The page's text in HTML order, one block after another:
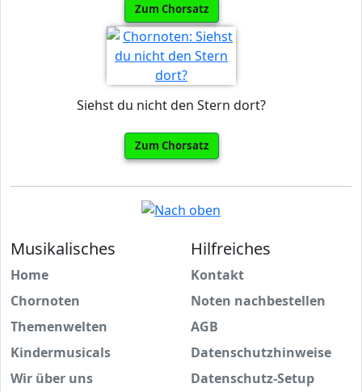
Zum Chorsatz
Siehst du nicht den Stern dort?
Zum Chorsatz
Musikalisches
Home
Chornoten
Themenwelten
Kindermusicals
Wir über uns
Hilfreiches
Kontakt
Noten nachbestellen
AGB
Datenschutzhinweise
Datenschutz-Setup